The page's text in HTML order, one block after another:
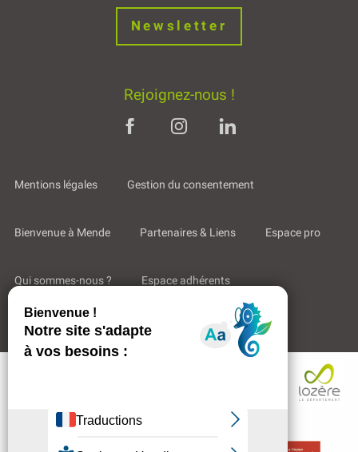
Description
Ouvertures
par email
Newsletter
Rejoignez-nous !
Mentions légales Gestion du consentement
Bienvenue à Mende Partenaires & Liens Espace pro
Qui sommes-nous ? Espace adhérents
Aides & Accompagnements